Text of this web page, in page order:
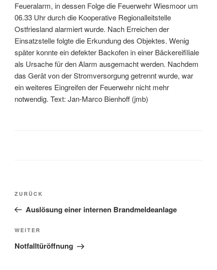
Feueralarm, in dessen Folge die Feuerwehr Wiesmoor um
06.33 Uhr durch die Kooperative Regionalleitstelle
Ostfriesland alarmiert wurde. Nach Erreichen der
Einsatzstelle folgte die Erkundung des Objektes. Wenig
später konnte ein defekter Backofen in einer Bäckereifiliale
als Ursache für den Alarm ausgemacht werden. Nachdem
das Gerät von der Stromversorgung getrennt wurde, war
ein weiteres Eingreifen der Feuerwehr nicht mehr
notwendig. Text: Jan-Marco Bienhoff (jmb)
ZURÜCK
Auslösung einer internen Brandmeldeanlage
WEITER
Notfalltüröffnung